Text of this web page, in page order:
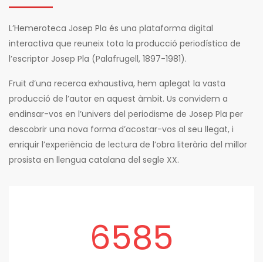
L’Hemeroteca Josep Pla és una plataforma digital
interactiva que reuneix tota la producció periodística de
l’escriptor Josep Pla (Palafrugell, 1897-1981).
Fruit d’una recerca exhaustiva, hem aplegat la vasta
producció de l’autor en aquest àmbit. Us convidem a
endinsar-vos en l’univers del periodisme de Josep Pla per
descobrir una nova forma d’acostar-vos al seu llegat, i
enriquir l’experiència de lectura de l’obra literària del millor
prosista en llengua catalana del segle XX.
6585